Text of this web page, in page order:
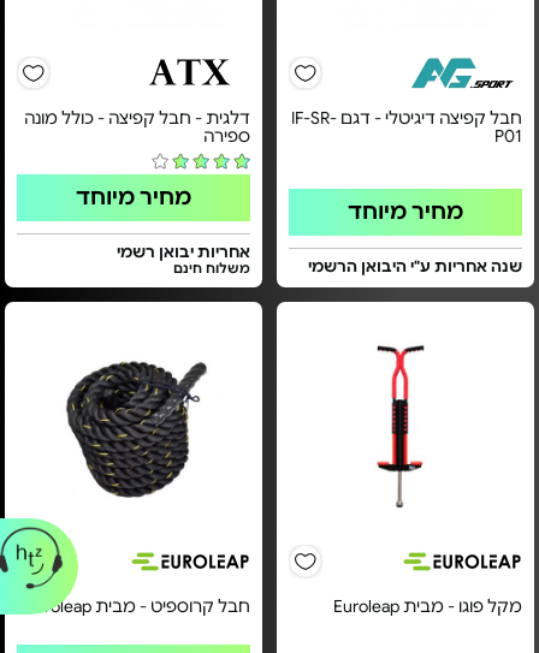
חבל קפיצה דיגיטלי - דגם IF-SR-
P01
מחיר מיוחד
שנה אחריות ע"י היבואן הרשמי
דלגית - חבל קפיצה - כולל מונה
ספירה
מחיר מיוחד
אחריות יבואן רשמי
משלוח חינם
מקל פוגו - מבית Euroleap חבל קרוספיט - מבית Euroleap